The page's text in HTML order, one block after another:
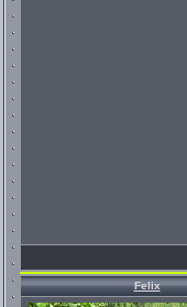
Felix